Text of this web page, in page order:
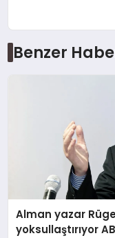
Benzer
Alman yazar Rügemer: ‘Merz
yoksullaştırıyor